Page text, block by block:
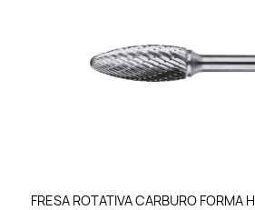
FRESA ROTATIVA CARBURO FORMA